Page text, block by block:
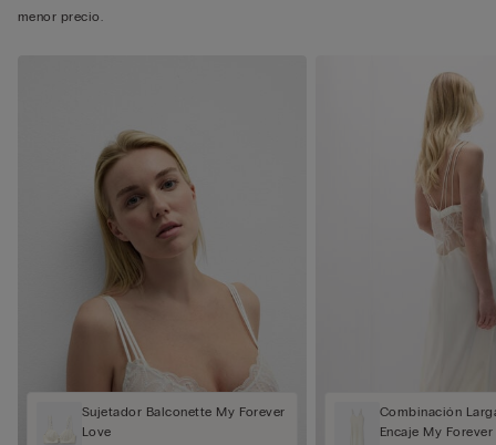
menor precio.
Sujetador Balconette My Forever
Love
Combinación
Encaje My